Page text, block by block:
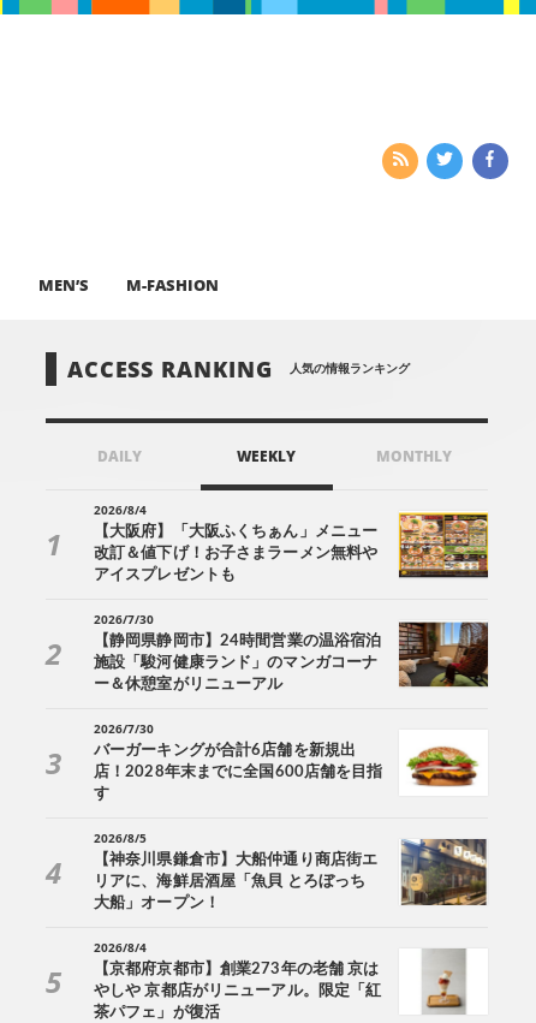
MEN’S M-FASHION
ACCESS RANKING 人気の情報ランキング
DAILY WEEKLY MONTHLY
2026/8/4
【大阪府】「大阪ふくちぁん」メニュー
改訂＆値下げ！お子さまラーメン無料や
アイスプレゼントも
2026/7/30
【静岡県静岡市】24時間営業の温浴宿泊
施設「駿河健康ランド」のマンガコーナ
ー＆休憩室がリニューアル
2026/7/30
バーガーキングが合計6店舗を新規出
店！2028年末までに全国600店舗を目指
す
2026/8/5
【神奈川県鎌倉市】大船仲通り商店街エ
リアに、海鮮居酒屋「魚貝 とろぼっち
大船」オープン！
2026/8/4
【京都府京都市】創業273年の老舗 京は
やしや 京都店がリニューアル。限定「紅
茶パフェ」が復活